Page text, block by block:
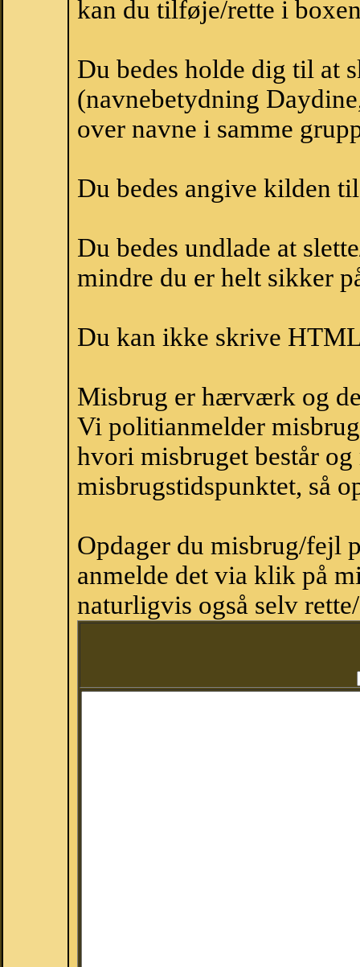
kan du tilføje/rette i
Du bedes holde dig til at
(navnebetydning
over navne i samme
Du bedes angive kilden
Du bedes undlade at
mindre du er helt sikker
Du kan ikke skrive
Misbrug er hærværk og
Vi politianmelder
hvori misbruget består
misbrugstidspunktet, så
Opdager du misbrug/fejl
anmelde det via klik på
naturligvis også selv